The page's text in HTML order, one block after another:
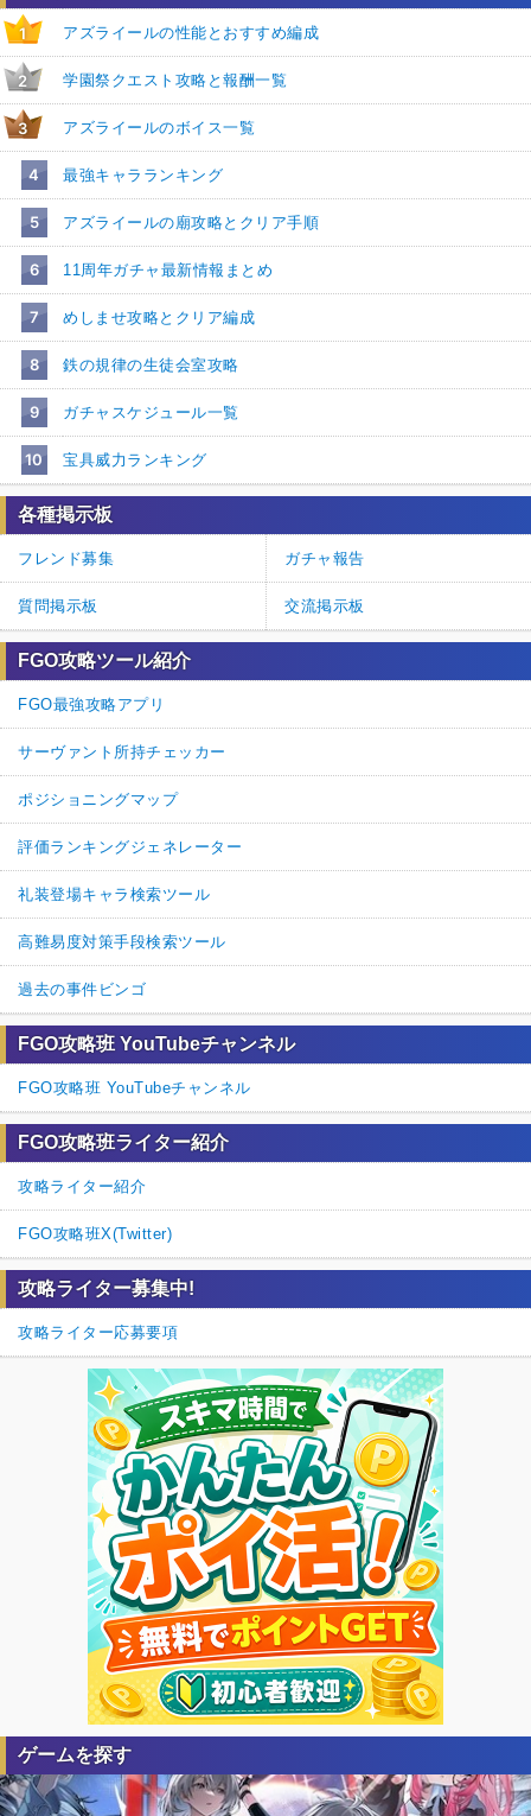
1 アズライールの性能とおすすめ編成
2 学園祭クエスト攻略と報酬一覧
3 アズライールのボイス一覧
4 最強キャラランキング
5 アズライールの廟攻略とクリア手順
6 11周年ガチャ最新情報まとめ
7 めしませ攻略とクリア編成
8 鉄の規律の生徒会室攻略
9 ガチャスケジュール一覧
10 宝具威力ランキング
各種掲示板
フレンド募集 ガチャ報告
質問掲示板 交流掲示板
FGO攻略ツール紹介
FGO最強攻略アプリ
サーヴァント所持チェッカー
ポジショニングマップ
評価ランキングジェネレーター
礼装登場キャラ検索ツール
高難易度対策手段検索ツール
過去の事件ビンゴ
FGO攻略班 YouTubeチャンネル
FGO攻略班 YouTubeチャンネル
FGO攻略班ライター紹介
攻略ライター紹介
FGO攻略班X(Twitter)
攻略ライター募集中!
攻略ライター応募要項
ゲームを探す